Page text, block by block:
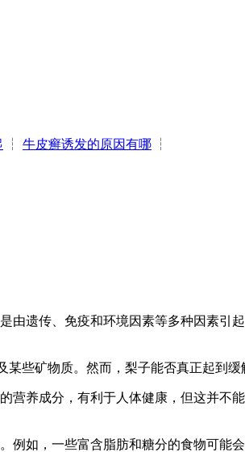
┆ 牛皮癣诱发的原因有哪 ┆
遗传、免疫和环境因素等多种因素引
些矿物质。然而，梨子能否真正起到缓
养成分，有利于人体健康，但这并不
如，一些富含脂肪和糖分的食物可能